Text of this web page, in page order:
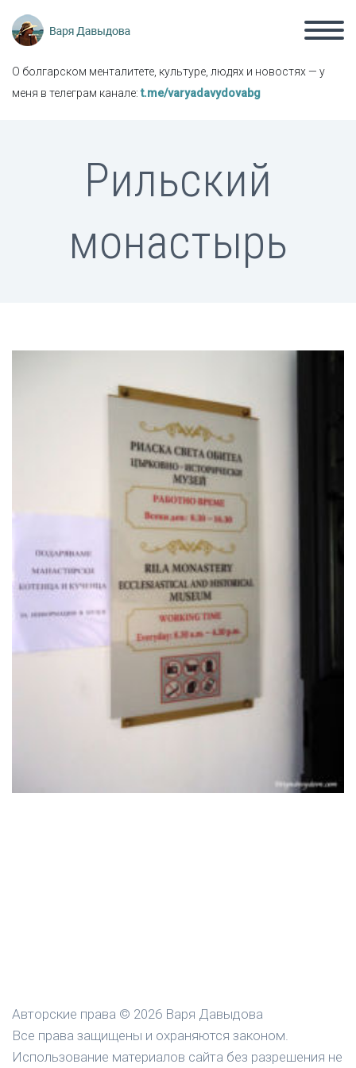
О болгарском менталитете, культуре, людях и новостях — у
меня в телеграм канале:t.me/varyadavydovabg
Рильский
монастырь
Авторские права © 2026 Варя Давыдова
Все права защищены и охраняются законом.
Использование материалов сайта без разрешения не